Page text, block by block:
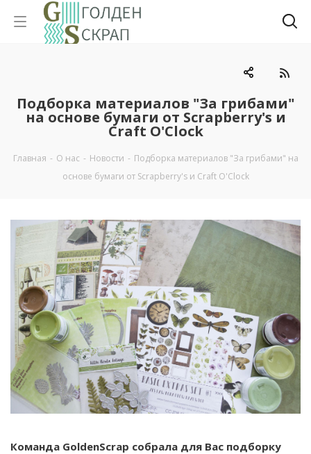
Подборка материалов "За грибами"
на основе бумаги от Scrapberry's и
Craft O'Clock
Главная - О нас - Новости - Подборка материалов "За грибами" на
основе бумаги от Scrapberry's и Craft O'Clock
Команда GoldenScrap собрала для Вас подборку